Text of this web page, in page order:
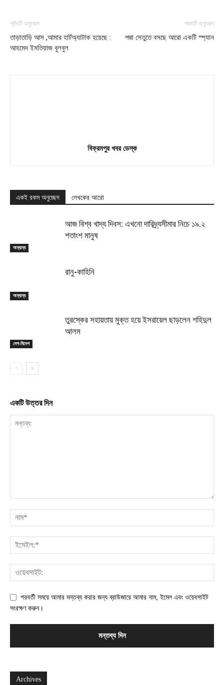
পূর্ববর্তী অনুচ্ছেদ
তাড়াতাড়ি আস ,আমার হার্টঅ্যাটাক হয়েছে :
আহমেদ ইমতিয়াজ বুলবুল
পরবর্তী অনুচ্ছেদ
পদ্মা সেতুতে বসছে আরো একটি স্প্যান
বিক্রমপুর খবর ডেস্ক
একই রকম অনুচ্ছেদ লেখকের আরো
অন্যান্য
আজ বিশ্ব খাদ্য দিবস: এখনো দারিদ্র্যসীমার নিচে ১৯.২
শতাংশ মানুষ
অন্যান্য
রানু-কাহিনি
দেশ-বিদেশ
তুরস্কের সহায়তায় মুক্ত হয়ে ইসরায়েল ছাড়লেন শহিদুল
আলম
একটি উত্তর দিন
পরবর্তী সময়ে আমার মন্তব্য করার জন্য ব্রাউজারে আমার নাম, ইমেল এবং ওয়েবসাইট
সংরক্ষণ করুন।
Archives